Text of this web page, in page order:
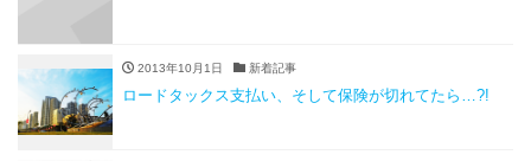
2013年10月1日 新着記事
ロードタックス支払い、そして保険が切れてたら…?!